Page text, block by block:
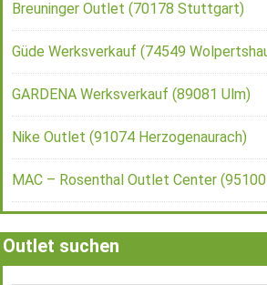
Breuninger Outlet (70178 Stuttgart)
Güde Werksverkauf (74549
GARDENA Werksverkauf (89081 Ulm)
Nike Outlet (91074 Herzogenaurach)
MAC – Rosenthal Outlet Center
Outlet suchen